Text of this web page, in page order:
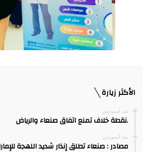
الأكثر زيارة
منذ أسبوعين
.نقطة خلاف تمنع اتفاق صنعاء والرياض
منذ أسبوعين
مصادر : صنعاء تطلق إنذار شديد اللهجة